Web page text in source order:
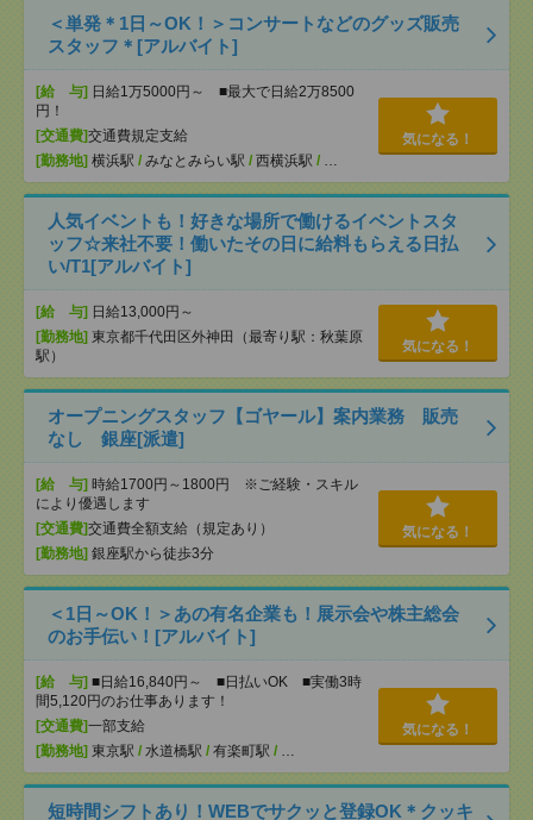
＜単発＊1日～OK！＞コンサートなどのグッズ販売
スタッフ＊[アルバイト]
[給 与] 日給1万5000円～ ■最大で日給2万8500
円！
[交通費]交通費規定支給
[勤務地] 横浜駅 / みなとみらい駅 / 西横浜駅 / …
気になる！
人気イベントも！好きな場所で働けるイベントスタ
ッフ☆来社不要！働いたその日に給料もらえる日払
い/T1[アルバイト]
[給 与] 日給13,000円～
[勤務地] 東京都千代田区外神田（最寄り駅：秋葉原
駅）
気になる！
オープニングスタッフ【ゴヤール】案内業務 販売
なし 銀座[派遣]
[給 与] 時給1700円～1800円 ※ご経験・スキル
により優遇します
[交通費]交通費全額支給（規定あり）
[勤務地] 銀座駅から徒歩3分
気になる！
＜1日～OK！＞あの有名企業も！展示会や株主総会
のお手伝い！[アルバイト]
[給 与] ■日給16,840円～ ■日払いOK ■実働3時
間5,120円のお仕事あります！
[交通費]一部支給
[勤務地] 東京駅 / 水道橋駅 / 有楽町駅 / …
気になる！
短時間シフトあり！WEBでサクッと登録OK＊クッキ